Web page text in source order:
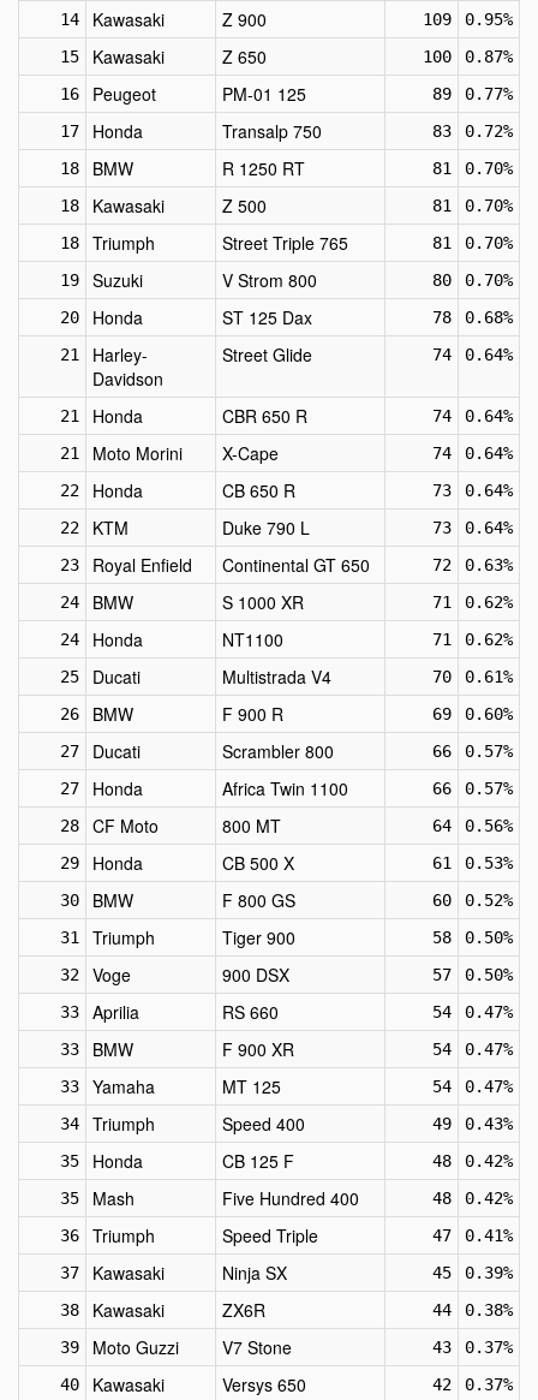
14
Kawasaki Z 900 109
0.95%
15
Kawasaki Z 650 100
0.87%
16
Peugeot PM-01 125 89
0.77%
17
Honda Transalp 750 83
0.72%
18
BMW R 1250 RT 81
0.70%
18
Kawasaki Z 500 81
0.70%
18
Triumph Street Triple 765 81
0.70%
19
Suzuki V Strom 800 80
0.70%
20
Honda ST 125 Dax 78
0.68%
21
Harley-
Davidson
Street Glide 74 0.64%
21 Honda CBR 650 R 74
0.64%
21
Moto Morini X-Cape 74
0.64%
22
Honda CB 650 R 73
0.64%
22
KTM Duke 790 L 73
0.64%
23
Royal Enfield Continental GT 650 72
0.63%
24
BMW S 1000 XR 71
0.62%
24
Honda NT1100 71
0.62%
25
Ducati Multistrada V4 70
0.61%
26
BMW F 900 R 69
0.60%
27
Ducati Scrambler 800 66
0.57%
27
Honda Africa Twin 1100 66
0.57%
28
CF Moto 800 MT 64
0.56%
29
Honda CB 500 X 61
0.53%
30
BMW F 800 GS 60
0.52%
31
Triumph Tiger 900 58
0.50%
32
Voge 900 DSX 57
0.50%
33
Aprilia RS 660 54
0.47%
33
BMW F 900 XR 54
0.47%
33
Yamaha MT 125 54
0.47%
34
Triumph Speed 400 49
0.43%
35
Honda CB 125 F 48
0.42%
35
Mash Five Hundred 400 48
0.42%
36
Triumph Speed Triple 47
0.41%
37
Kawasaki Ninja SX 45
0.39%
38
Kawasaki ZX6R 44
0.38%
39
Moto Guzzi V7 Stone 43
0.37%
40
Kawasaki Versys 650 42
0.37%